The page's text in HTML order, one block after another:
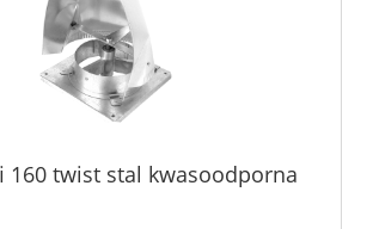
160 twist stal kwasoodporna